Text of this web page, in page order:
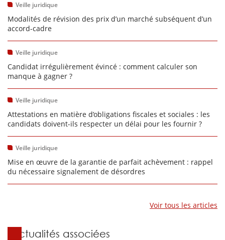
Veille juridique
Modalités de révision des prix d’un marché subséquent d’un
accord-cadre
Veille juridique
Candidat irrégulièrement évincé : comment calculer son
manque à gagner ?
Veille juridique
Attestations en matière d’obligations fiscales et sociales : les
candidats doivent-ils respecter un délai pour les fournir ?
Veille juridique
Mise en œuvre de la garantie de parfait achèvement : rappel
du nécessaire signalement de désordres
Voir tous les articles
Actualités associées